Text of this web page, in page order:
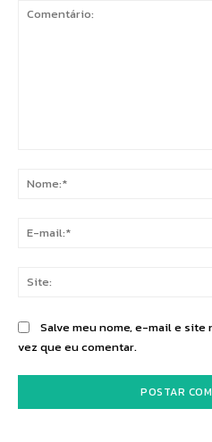
Salve meu nome, e-mail e site
vez que eu comentar.